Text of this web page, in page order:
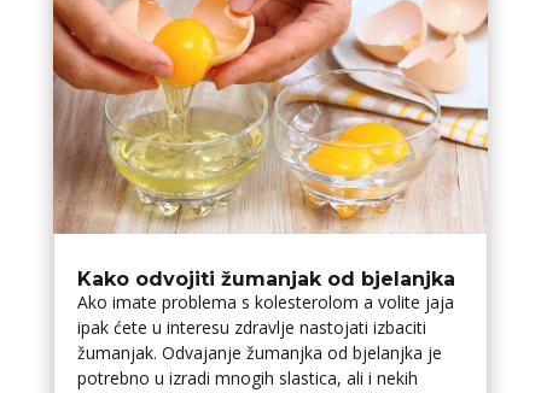
Kako odvojiti žumanjak od bjelanjka
Ako imate problema s kolesterolom a volite jaja
ipak ćete u interesu zdravlje nastojati izbaciti
žumanjak. Odvajanje žumanjka od bjelanjka je
potrebno u izradi mnogih slastica, ali i nekih